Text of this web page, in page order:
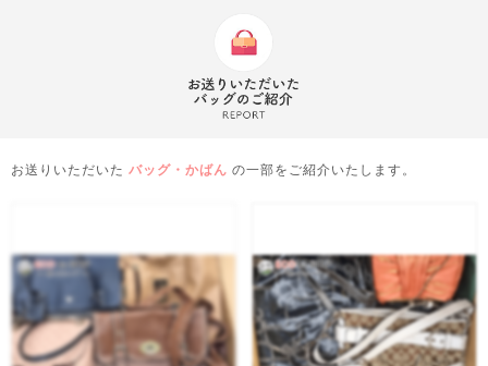
お送りいただいた バッグ・かばん の一部をご紹介いたします。